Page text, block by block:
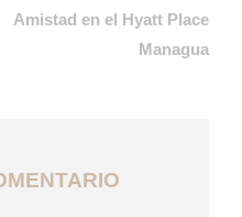
Amistad en el Hyatt Place
Managua